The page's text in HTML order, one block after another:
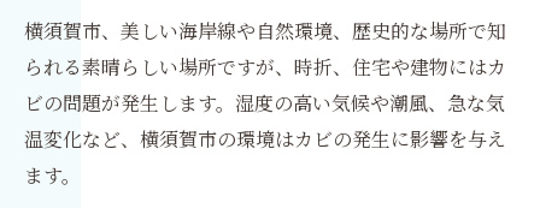
横須賀市、美しい海岸線や自然環境、歴史的な場所で知
られる素晴らしい場所ですが、時折、住宅や建物にはカ
ビの問題が発生します。湿度の高い気候や潮風、急な気
温変化など、横須賀市の環境はカビの発生に影響を与え
ます。